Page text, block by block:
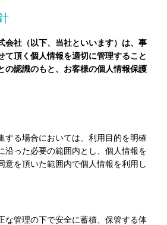
会社（以下、当社といいます）は、事
て頂く個人情報を適切に管理すること
の認識のもと、お客様の個人情報保護
する場合においては、利用目的を明確
沿った必要の範囲内とし、個人情報を
意を頂いた範囲内で個人情報を利用し
な管理の下で安全に蓄積、保管する体